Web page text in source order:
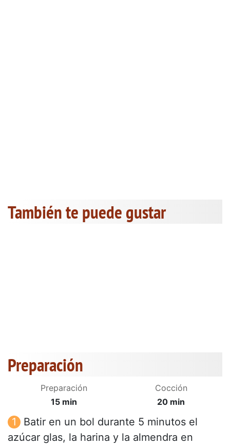
También te puede gustar
Preparación
Preparación
15 min
Cocción
20 min
Batir en un bol durante 5 minutos el
azúcar glas, la harina y la almendra en